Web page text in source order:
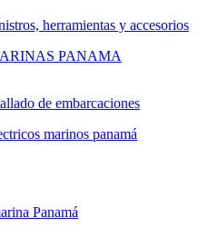
herramientas y accesorios
de embarcaciones